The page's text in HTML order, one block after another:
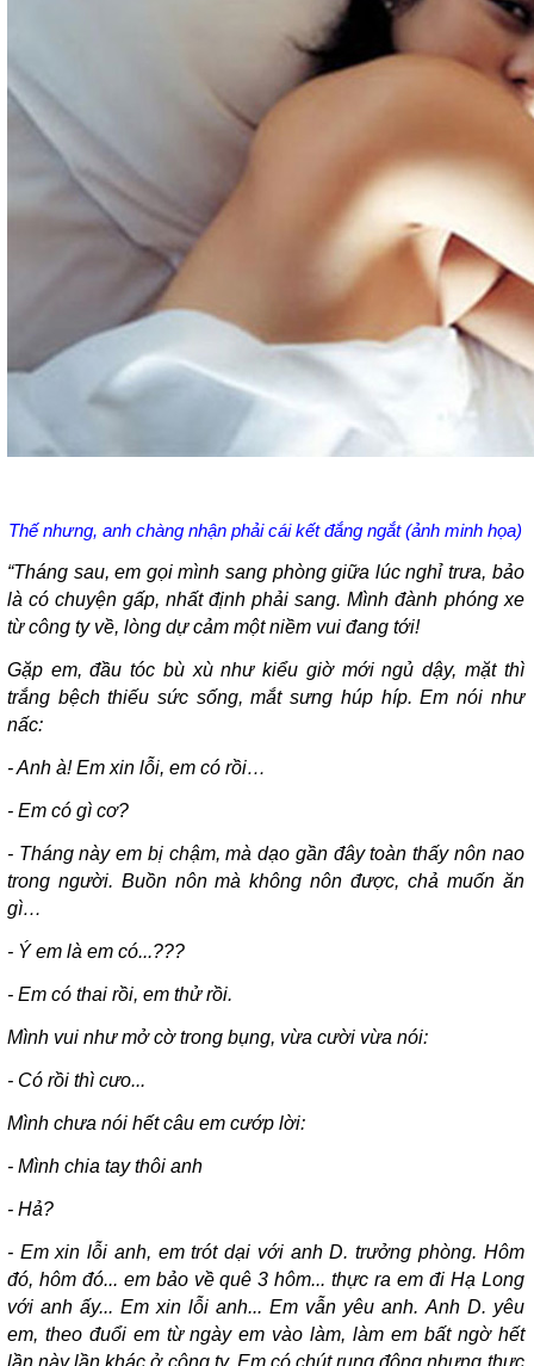
Thế nhưng, anh chàng nhận phải cái kết đắng ngắt (ảnh minh họa)
“Tháng sau, em gọi mình sang phòng giữa lúc nghỉ trưa, bảo
là có chuyện gấp, nhất định phải sang. Mình đành phóng xe
từ công ty về, lòng dự cảm một niềm vui đang tới!
Gặp em, đầu tóc bù xù như kiểu giờ mới ngủ dậy, mặt thì
trắng bệch thiếu sức sống, mắt sưng húp híp. Em nói như
nấc:
- Anh à! Em xin lỗi, em có rồi…
- Em có gì cơ?
- Tháng này em bị chậm, mà dạo gần đây toàn thấy nôn nao
trong người. Buồn nôn mà không nôn được, chả muốn ăn
gì…
- Ý em là em có...???
- Em có thai rồi, em thử rồi.
Mình vui như mở cờ trong bụng, vừa cười vừa nói:
- Có rồi thì cưo...
Mình chưa nói hết câu em cướp lời:
- Mình chia tay thôi anh
- Hả?
- Em xin lỗi anh, em trót dại với anh D. trưởng phòng. Hôm
đó, hôm đó... em bảo về quê 3 hôm... thực ra em đi Hạ Long
với anh ấy... Em xin lỗi anh... Em vẫn yêu anh. Anh D. yêu
em, theo đuổi em từ ngày em vào làm, làm em bất ngờ hết
lần này lần khác ở công ty. Em có chút rung động nhưng thực